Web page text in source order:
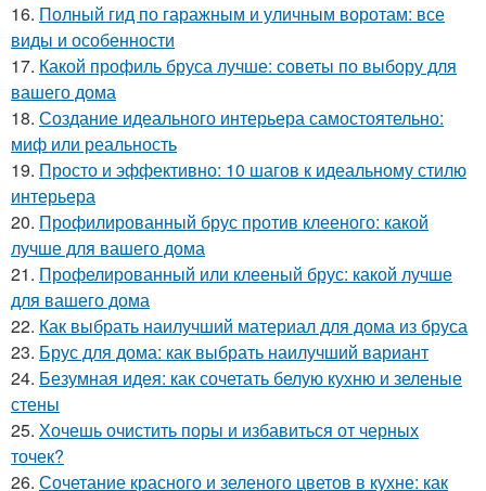
16. Полный гид по гаражным и уличным воротам: все
виды и особенности
17. Какой профиль бруса лучше: советы по выбору для
вашего дома
18. Создание идеального интерьера самостоятельно:
миф или реальность
19. Просто и эффективно: 10 шагов к идеальному стилю
интерьера
20. Профилированный брус против клееного: какой
лучше для вашего дома
21. Профелированный или клееный брус: какой лучше
для вашего дома
22. Как выбрать наилучший материал для дома из бруса
23. Брус для дома: как выбрать наилучший вариант
24. Безумная идея: как сочетать белую кухню и зеленые
стены
25. Хочешь очистить поры и избавиться от черных
точек?
26. Сочетание красного и зеленого цветов в кухне: как